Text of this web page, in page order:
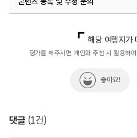
해당 여행지가
평가를 해주시면 개인화 추천 시 활용하
좋아요!
댓글 (1건)